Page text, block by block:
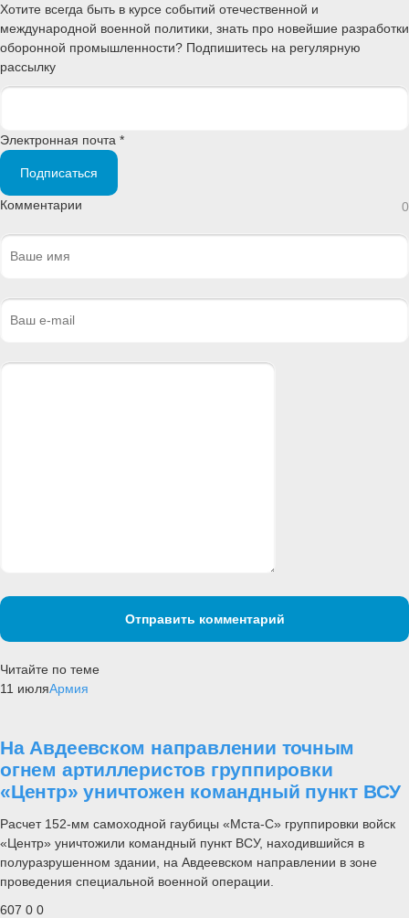
Хотите всегда быть в курсе событий отечественной и
международной военной политики, знать про новейшие разработки
оборонной промышленности? Подпишитесь на регулярную
рассылку
Электронная почта *
Подписаться
Комментарии 0
Отправить комментарий
Читайте по теме
11 июляАрмия
На Авдеевском направлении точным
огнем артиллеристов группировки
«Центр» уничтожен командный пункт ВСУ
Расчет 152-мм самоходной гаубицы «Мста-С» группировки войск
«Центр» уничтожили командный пункт ВСУ, находившийся в
полуразрушенном здании, на Авдеевском направлении в зоне
проведения специальной военной операции.
607 0 0